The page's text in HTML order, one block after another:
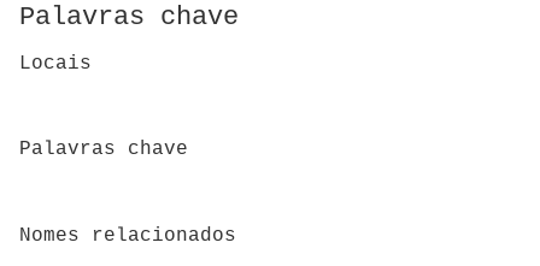
Palavras chave
Locais
Palavras chave
Nomes relacionados